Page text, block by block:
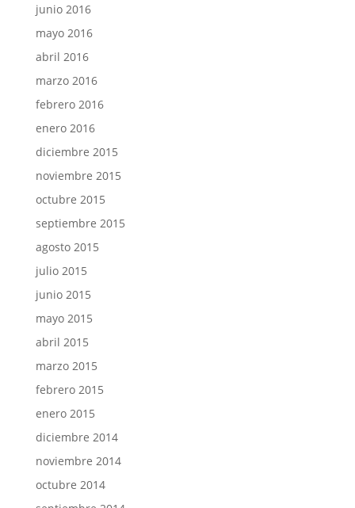
junio 2016
mayo 2016
abril 2016
marzo 2016
febrero 2016
enero 2016
diciembre 2015
noviembre 2015
octubre 2015
septiembre 2015
agosto 2015
julio 2015
junio 2015
mayo 2015
abril 2015
marzo 2015
febrero 2015
enero 2015
diciembre 2014
noviembre 2014
octubre 2014